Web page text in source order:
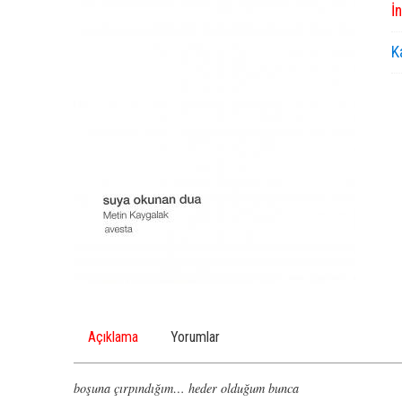
Açıklama Yorumlar
boşuna çırpındığım… heder olduğum bunca